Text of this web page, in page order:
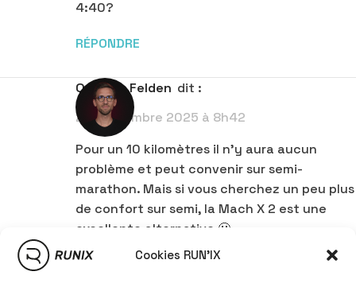
Cookies RUN'IX
4:40?
RÉPONDRE
Quentin Felden dit :
29 septembre 2025 à 8h42
Pour un 10 kilomètres il n’y aura aucun
problème et peut convenir sur semi-
marathon. Mais si vous cherchez un peu plus
de confort sur semi, la Mach X 2 est une
excellente alternative 🙂
RÉPONDRE